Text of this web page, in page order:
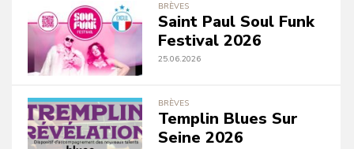
BRÈVES
Saint Paul Soul Funk
Festival 2026
25.06.2026
BRÈVES
Templin Blues Sur
Seine 2026